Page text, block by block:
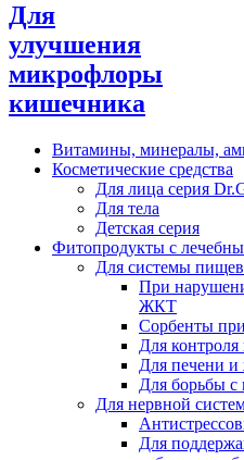
Для
улучшения
микрофлоры
кишечника
Витамины, минералы,
Косметические средства
Для лица серия
Для тела
Детская серия
Фитопродукты с
Для системы
При
ЖКТ
Сорбенты
Для контроля
Для печени
Для борьбы с
Для нервной
Для